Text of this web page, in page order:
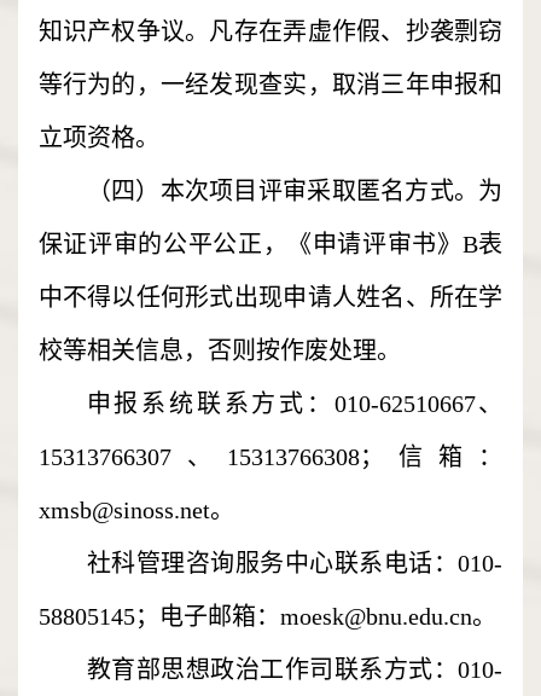
知识产权争议。凡存在弄虚作假、抄袭剽窃
等行为的，一经发现查实，取消三年申报和
立项资格。
（四）本次项目评审采取匿名方式。为
保证评审的公平公正，《申请评审书》B表
中不得以任何形式出现申请人姓名、所在学
校等相关信息，否则按作废处理。
申报系统联系方式：010-62510667、
15313766307、15313766308；信箱：
xmsb@sinoss.net。
社科管理咨询服务中心联系电话：010-
58805145；电子邮箱：moesk@bnu.edu.cn。
教育部思想政治工作司联系方式：010-